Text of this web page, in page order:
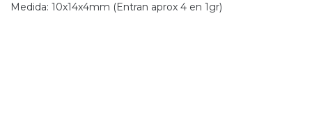
Medida: 10x14x4mm (Entran aprox 4 en 1gr)